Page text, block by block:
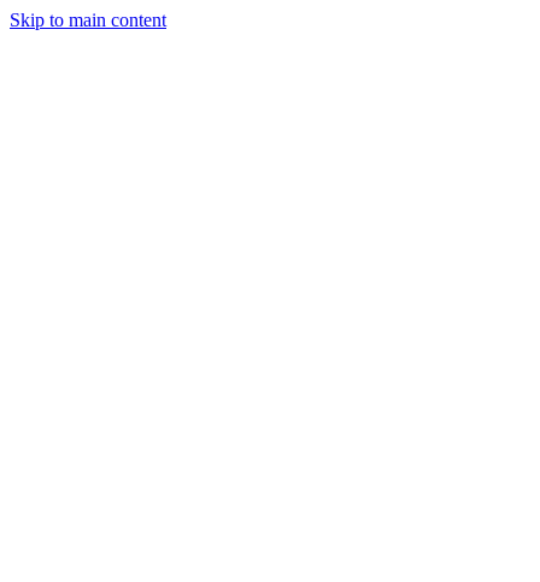
Skip to main content